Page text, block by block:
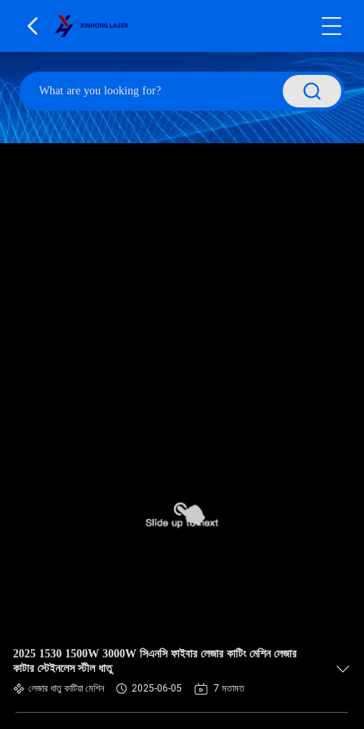
2025 1530 1500W 3000W সিএনসি ফাইবার লেজার কাটিং মেশিন লেজার
কাটার স্টেইনলেস স্টীল ধাতু
লেজার ধাতু কাটিয়া মেশিন 2025-06-05 7 মতামত